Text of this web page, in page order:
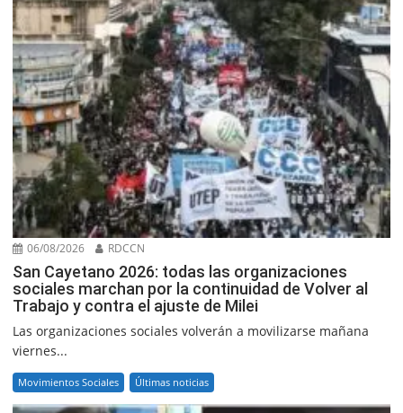
06/08/2026 RDCCN
San Cayetano 2026: todas las organizaciones
sociales marchan por la continuidad de Volver al
Trabajo y contra el ajuste de Milei
Las organizaciones sociales volverán a movilizarse mañana
viernes...
Movimientos Sociales Últimas noticias